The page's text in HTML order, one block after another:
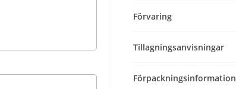
Förvaring
Tillagningsanvisningar
Förpackningsinformation